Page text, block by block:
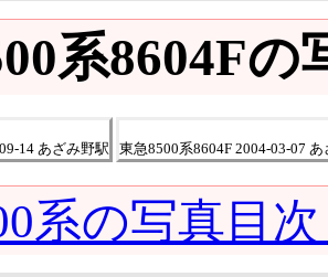
系8604Fの
14 あざみ野駅 東急8500系8604F 2004-03-07
系の写真目次